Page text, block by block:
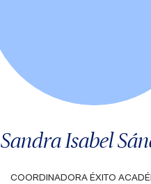
Sandra Isabel
COORDINADORA ÉXITO